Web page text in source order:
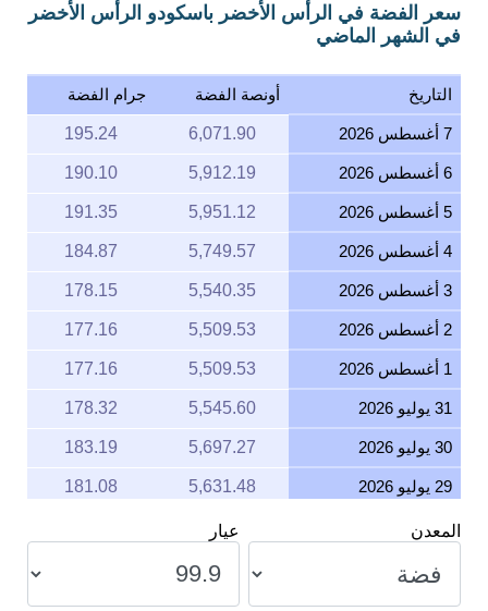
سعر الفضة في الرأس الأخضر باسكودو الرأس الأخضر
في الشهر الماضي
التاريخ أونصة الفضة جرام الفضة
7 أغسطس 2026 6,071.90
195.24
6 أغسطس 2026 5,912.19
190.10
5 أغسطس 2026 5,951.12
191.35
4 أغسطس 2026 5,749.57
184.87
3 أغسطس 2026 5,540.35
178.15
2 أغسطس 2026 5,509.53
177.16
1 أغسطس 2026 5,509.53
177.16
31 يوليو 2026 5,545.60
178.32
30 يوليو 2026 5,697.27
183.19
29 يوليو 2026 5,631.48
181.08
28 يوليو 2026 5,541.78
27 يوليو 2026 5,697.44
26 يوليو 2026 5,635.89
181.22
المعدن عيار